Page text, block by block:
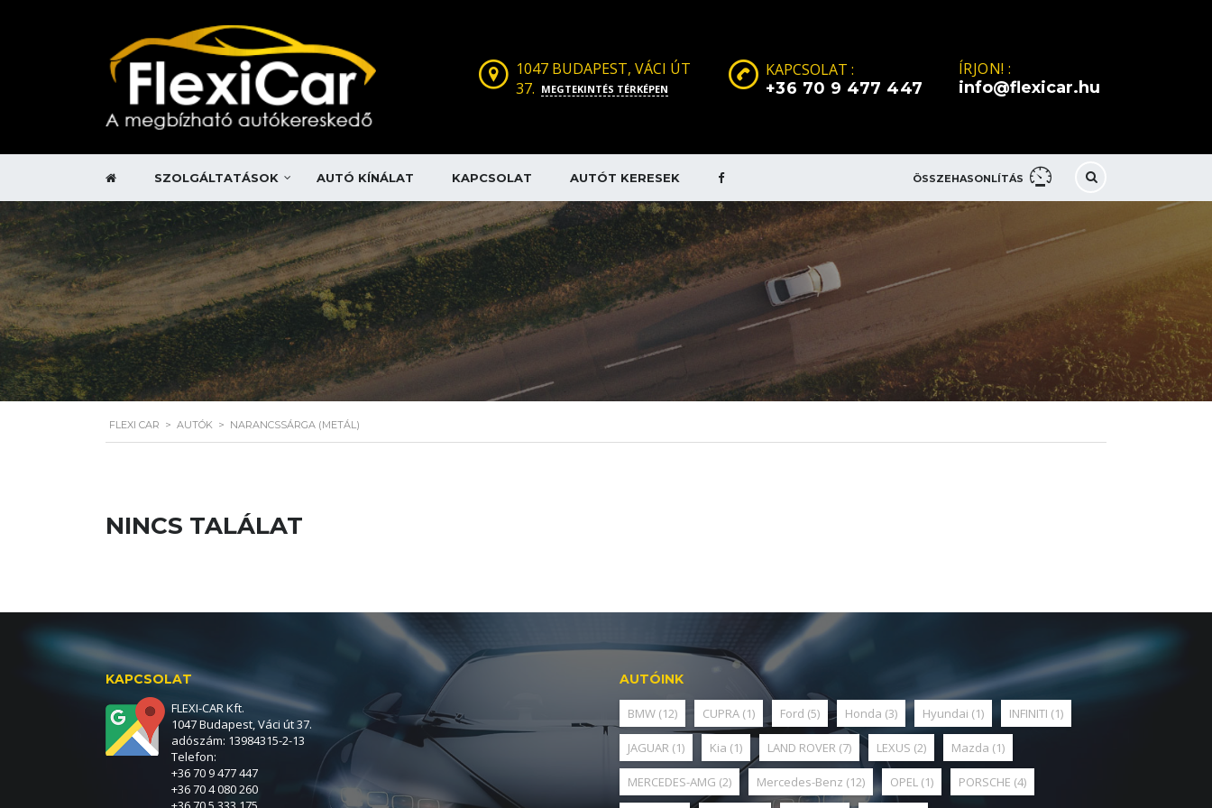
ÍRJON! :
info@flexicar.hu
KAPCSOLAT :
+36 70 9 477 447
1047 BUDAPEST, VÁCI ÚT
37. MEGTEKINTÉS TÉRKÉPEN
ÖSSZEHASONLÍTÁS
SZOLGÁLTATÁSOK AUTÓ KÍNÁLAT KAPCSOLAT AUTÓT KERESEK
FLEXI CAR > AUTÓK > NARANCSSÁRGA (METÁL)
NINCS TALÁLAT
KAPCSOLAT
FLEXI-CAR Kft.
1047 Budapest, Váci út 37.
adószám: 13984315-2-13
Telefon:
+36 70 9 477 447
+36 70 4 080 260
AUTÓINK
BMW (12) CUPRA (1) Ford (5) Honda (3) Hyundai (1) INFINITI (1)
JAGUAR (1) Kia (1) LAND ROVER (7) LEXUS (2) Mazda (1)
MERCEDES-AMG (2) Mercedes-Benz (12) OPEL (1) PORSCHE (4)